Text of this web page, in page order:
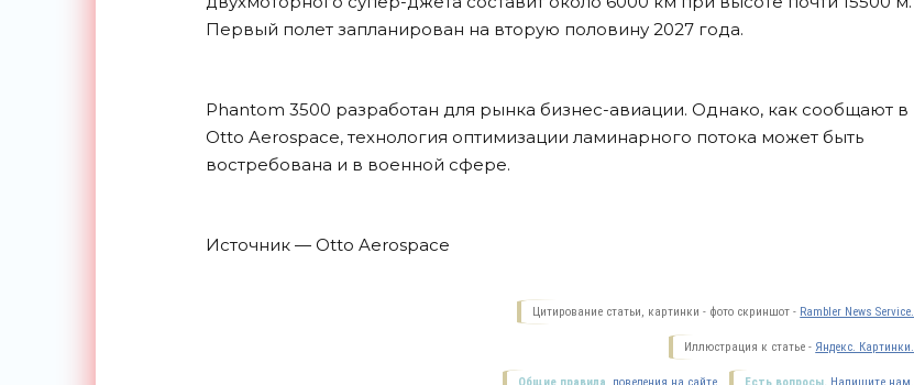
Первый полет запланирован на вторую половину 2027 года.
Phantom 3500 разработан для рынка бизнес-авиации. Однако, как сообщают в
Otto Aerospace, технология оптимизации ламинарного потока может быть
востребована и в военной сфере.
Источник — Otto Aerospace
Цитирование статьи, картинки - фото скриншот - Rambler News Service.
Иллюстрация к статье - Яндекс. Картинки.